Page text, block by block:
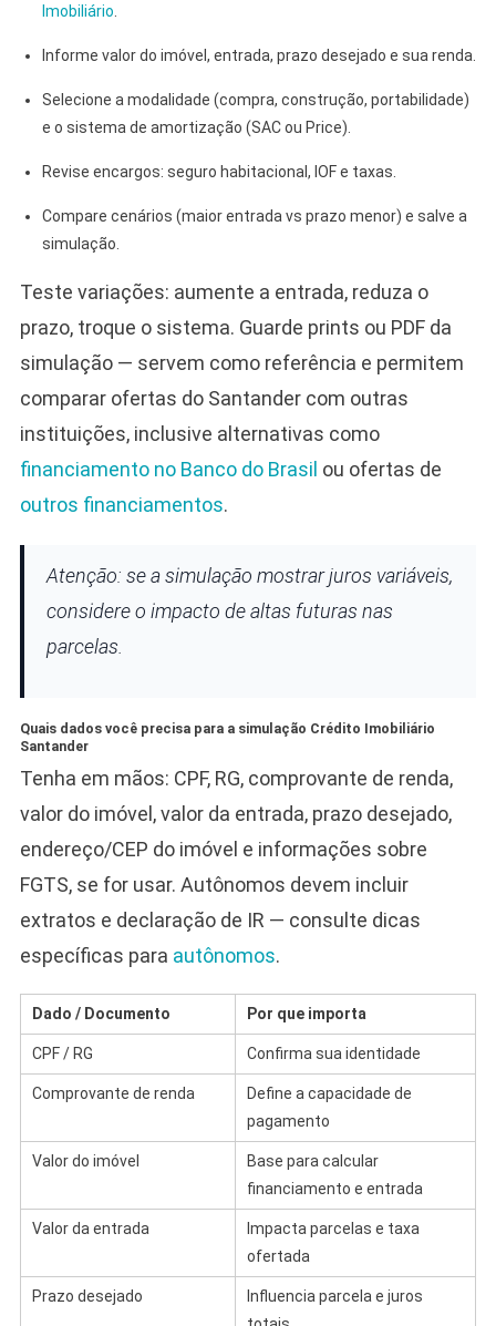
Imobiliário
Informe valor do imóvel, entrada, prazo desejado e sua renda.
Selecione a modalidade (compra, construção, portabilidade)
e o sistema de amortização (SAC ou Price).
Revise encargos: seguro habitacional, IOF e taxas.
Compare cenários (maior entrada vs prazo menor) e salve a
simulação.
Teste variações: aumente a entrada, reduza o
prazo, troque o sistema. Guarde prints ou PDF da
simulação — servem como referência e permitem
comparar ofertas do Santander com outras
instituições, inclusive alternativas como
financiamento no Banco do Brasil ou ofertas de
outros financiamentos.
Atenção: se a simulação mostrar juros variáveis,
considere o impacto de altas futuras nas
parcelas.
Quais dados você precisa para a simulação Crédito Imobiliário
Santander
Tenha em mãos: CPF, RG, comprovante de renda,
valor do imóvel, valor da entrada, prazo desejado,
endereço/CEP do imóvel e informações sobre
FGTS, se for usar. Autônomos devem incluir
extratos e declaração de IR — consulte dicas
específicas para autônomos.
Dado / Documento Por que importa
CPF / RG Confirma sua identidade
Comprovante de renda
Define a capacidade de
pagamento
Valor do imóvel
Base para calcular
financiamento e entrada
Valor da entrada
Impacta parcelas e taxa
ofertada
Prazo desejado
Influencia parcela e juros